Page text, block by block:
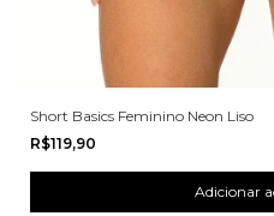
Short Basics Feminino Neon Liso
R$119,90